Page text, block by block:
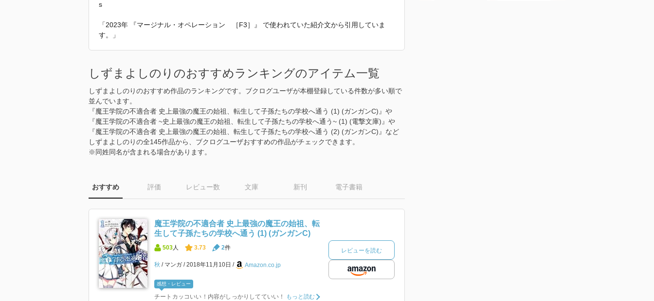
s
「2023年 『マージナル・オペレーション ［F3］』 で使われていた紹介文から引用していま
す。」
しずまよしのりのおすすめランキングのアイテム一覧
しずまよしのりのおすすめ作品のランキングです。ブクログユーザが本棚登録している件数が多い順で
並んでいます。
『魔王学院の不適合者 史上最強の魔王の始祖、転生して子孫たちの学校へ通う (1) (ガンガンC)』や
『魔王学院の不適合者 ~史上最強の魔王の始祖、転生して子孫たちの学校へ通う~ (1) (電撃文庫)』や
『魔王学院の不適合者 史上最強の魔王の始祖、転生して子孫たちの学校へ通う (2) (ガンガンC)』など
しずまよしのりの全145作品から、ブクログユーザおすすめの作品がチェックできます。
※同姓同名が含まれる場合があります。
おすすめ 評価 レビュー数 文庫 新刊 電子書籍
魔王学院の不適合者 史上最強の魔王の始祖、転
生して子孫たちの学校へ通う (1) (ガンガンC)
503人 3.73 2件
秋 マンガ 2018年11月10日 Amazon.co.jp
感想・レビュー
チートカッコいい！内容がしっかりしてていい！ もっと読む
レビューを読む